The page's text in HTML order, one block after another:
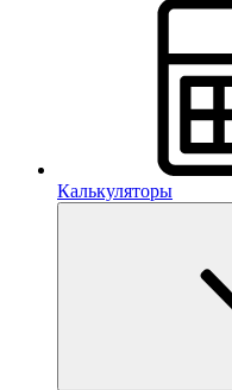
Калькуляторы